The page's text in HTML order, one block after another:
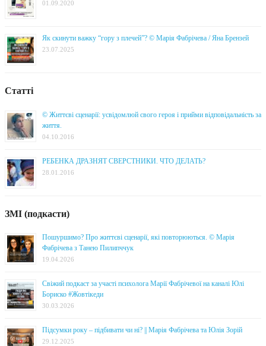
01.09.2020
Як скинути важку “гору з плечей”? © Марія Фабрічева / Яна Брензей
23.07.2025
Статті
© Життєві сценарії: усвідомлюй свого героя і прийми відповідальність за
життя.
04.10.2016
РЕБЕНКА ДРАЗНЯТ СВЕРСТНИКИ. ЧТО ДЕЛАТЬ?
28.01.2016
ЗМІ (подкасти)
Пошуршимо? Про життєві сценарії, які повторюються. © Марія
Фабрічева з Танею Пилипччук
19.04.2026
Свіжий подкаст за участі психолога Марії Фабрічевої на каналі Юлі
Бориско #Жовтікеди
30.03.2026
Підсумки року – підбивати чи ні? || Марія Фабрічева та Юлія Зорій
29.12.2025